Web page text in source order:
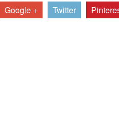
Google + Twitter